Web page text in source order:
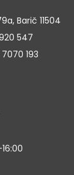
Barič 11504
547
193